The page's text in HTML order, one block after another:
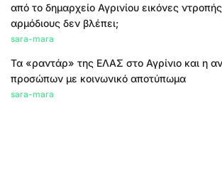
από το δημαρχείο Αγρινίου εικόνες
αρμόδιους δεν βλέπει;
sara-mara
Τα «ραντάρ» της ΕΛΑΣ στο Αγρίνιο και η
προσώπων με κοινωνικό αποτύπωμα
sara-mara